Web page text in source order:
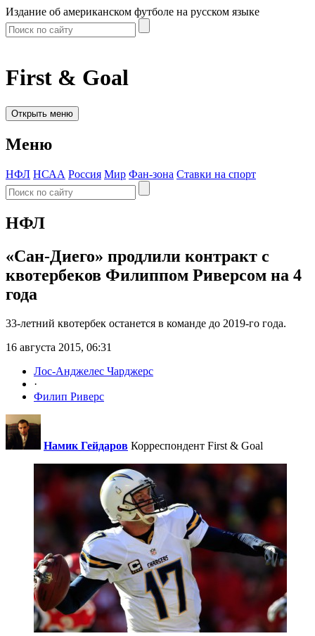
Издание об американском футболе на русском языке
First & Goal
Открыть меню
Меню
НФЛ НСАА Россия Мир Фан-зона Ставки на спорт
НФЛ
«Сан-Диего» продлили контракт с
квотербеков Филиппом Риверсом на 4
года
33-летний квотербек останется в команде до 2019-го года.
16 августа 2015, 06:31
Лос-Анджелес Чарджерс
·
Филип Риверс
Намик Гейдаров Корреспондент First & Goal